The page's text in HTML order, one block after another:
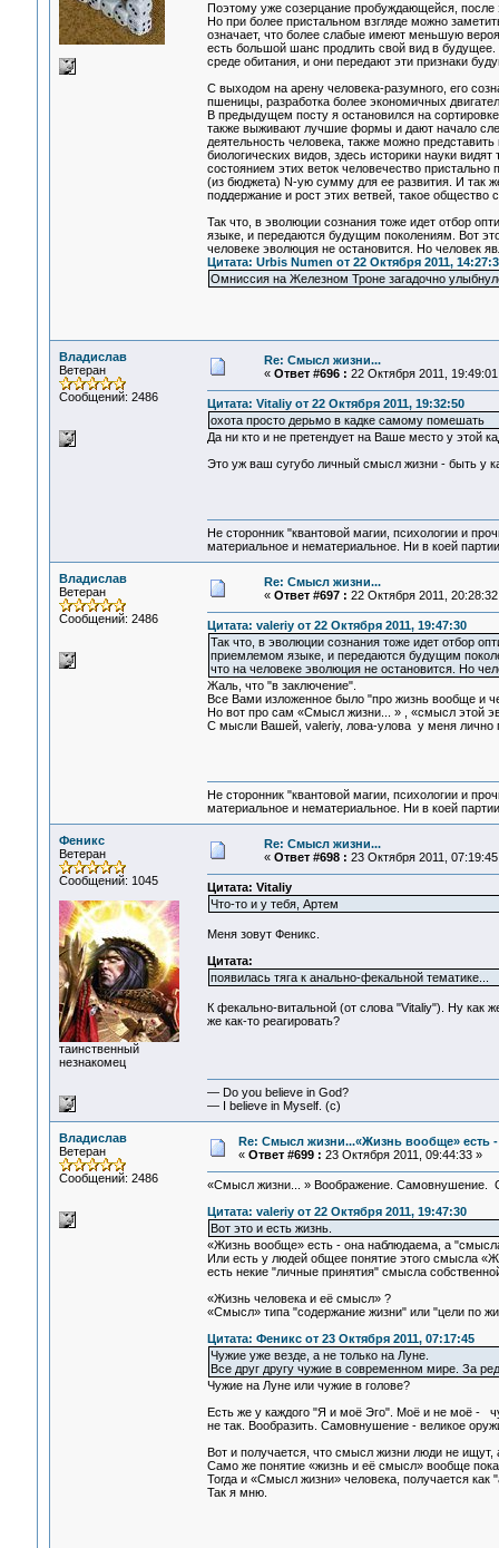
Поэтому уже созерцание пробуждающейся,
Но при более пристальном взгляде можно
означает, что более слабые имеют меньшую
есть большой шанс продлить свой вид в будущее.
среде обитания, и они передают эти признаки
С выходом на арену человека-разумного, его
пшеницы, разработка более экономичных
В предыдущем посту я остановился на
также выживают лучшие формы и дают начало
деятельность человека, также можно
биологических видов, здесь историки науки
состоянием этих веток человечество
(из бюджета) N-ую сумму для ее развития. И так
поддержание и рост этих ветвей, такое общество
Так что, в эволюции сознания тоже идет отбор
языке, и передаются будущим поколениям. Вот
человеке эволюция не остановится. Но человек
Цитата: Urbis Numen от 22 Октября 2011,
Омниссия на Железном Троне загадочно
Владислав
Ветеран
Сообщений: 2486
Re: Смысл жизни...
« Ответ #696 : 22 Октября 2011,
Цитата: Vitaliy от 22 Октября 2011, 19:32:50
охота просто дерьмо в кадке самому помешать
Да ни кто и не претендует на Ваше место у этой
Это уж ваш сугубо личный смысл жизни - быть у
Не сторонник "квантовой магии, психологии и
материальное и нематериальное. Ни в коей
Владислав
Ветеран
Сообщений: 2486
Re: Смысл жизни...
« Ответ #697 : 22 Октября 2011,
Цитата: valeriy от 22 Октября 2011, 19:47:30
Так что, в эволюции сознания тоже идет отбор
приемлемом языке, и передаются будущим
что на человеке эволюция не остановится. Но
Жаль, что "в заключение".
Все Вами изложенное было "про жизнь вообще и
Но вот про сам «Смысл жизни... » , «смысл этой
С мысли Вашей, valeriy, лова-улова у меня лично
Не сторонник "квантовой магии, психологии и
материальное и нематериальное. Ни в коей
Феникс
Ветеран
Сообщений: 1045
таинственный
незнакомец
Re: Смысл жизни...
« Ответ #698 : 23 Октября 2011,
Цитата: Vitaliy
Что-то и у тебя, Артем
Меня зовут Феникс.
Цитата:
появилась тяга к анально-фекальной тематике...
К фекально-витальной (от слова "Vitaliy"). Ну как
же как-то реагировать?
— Do you believe in God?
— I believe in Myself. (c)
Владислав
Ветеран
Сообщений: 2486
Re: Смысл жизни...«Жизнь вообще» есть
« Ответ #699 : 23 Октября 2011, 09:44:33 »
«Смысл жизни... » Воображение. Самовнушение.
Цитата: valeriy от 22 Октября 2011, 19:47:30
Вот это и есть жизнь.
«Жизнь вообще» есть - она наблюдаема, а
Или есть у людей общее понятие этого смысла
есть некие "личные принятия" смысла
«Жизнь человека и её смысл» ?
«Смысл» типа "содержание жизни" или "цели по
Цитата: Феникс от 23 Октября 2011, 07:17:45
Чужие уже везде, а не только на Луне.
Все друг другу чужие в современном мире. За
Чужие на Луне или чужие в голове?
Есть же у каждого "Я и моё Эго". Моё и не моё -
не так. Вообразить. Самовнушение - великое
Вот и получается, что смысл жизни люди не
Само же понятие «жизнь и её смысл» вообще
Тогда и «Смысл жизни» человека, получается как
Так я мню.